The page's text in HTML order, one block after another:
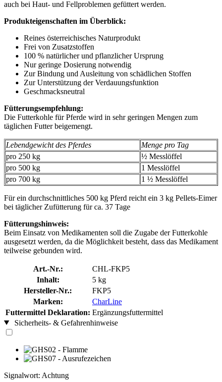
auch bei Haut- und Fellproblemen gefüttert werden.
Produkteigenschaften im Überblick:
Reines österreichisches Naturprodukt
Frei von Zusatzstoffen
100 % natürlicher und pflanzlicher Ursprung
Nur geringe Dosierung notwendig
Zur Bindung und Ausleitung von schädlichen Stoffen
Zur Unterstützung der Verdauungsfunktion
Geschmacksneutral
Fütterungsempfehlung:
Die Futterkohle für Pferde wird in sehr geringen Mengen zum
täglichen Futter beigemengt.
Lebendgewicht des Pferdes
Menge pro Tag
pro 250 kg
½ Messlöffel
pro 500 kg
1 Messlöffel
pro 700 kg
1 ½ Messlöffel
Für ein durchschnittliches 500 kg Pferd reicht ein 3 kg Pellets-Eimer
bei täglicher Zufütterung für ca. 37 Tage
Fütterungshinweis:
Beim Einsatz von Medikamenten soll die Zugabe der Futterkohle
ausgesetzt werden, da die Möglichkeit besteht, dass das Medikament
teilweise gebunden wird.
Art.-Nr.:
CHL-FKP5
Inhalt:
5 kg
Hersteller-Nr.:
FKP5
Marken:
CharLine
Futtermittel Deklaration: Ergänzungsfuttermittel
Sicherheits- & Gefahrenhinweise
Signalwort: Achtung